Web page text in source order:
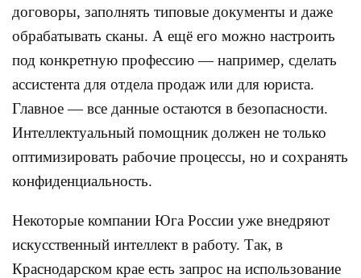
договоры, заполнять типовые документы и даже
обрабатывать сканы. А ещё его можно настроить
под конкретную профессию — например, сделать
ассистента для отдела продаж или для юриста.
Главное — все данные остаются в безопасности.
Интеллектуальный помощник должен не только
оптимизировать рабочие процессы, но и сохранять
конфиденциальность.
Некоторые компании Юга России уже внедряют
искусственный интеллект в работу. Так, в
Краснодарском крае есть запрос на использование